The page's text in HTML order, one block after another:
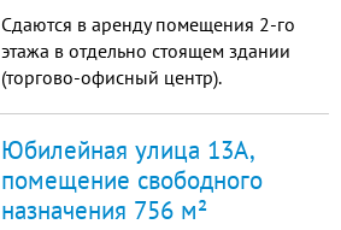
Сдаются в аренду помещения 2-го
этажа в отдельно стоящем здании
(торгово-офисный центр).
кафе, аптеки, офисы, фитнес, салон
красоты и т.д. Перед зданием
большая парковочная площадь.
Юбилейная улица 13А,
помещение свободного
назначения 756 м²